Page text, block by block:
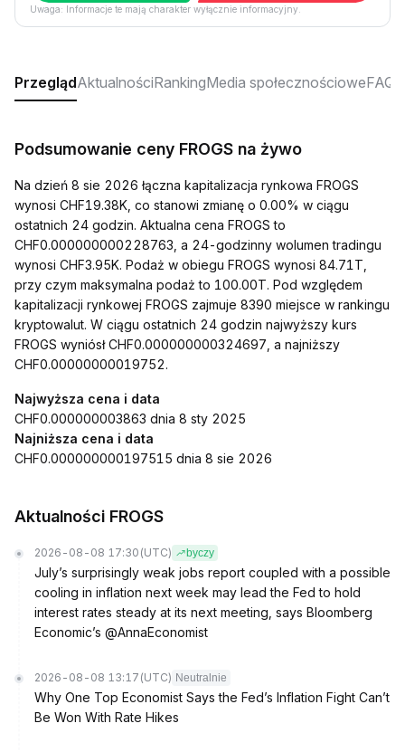
Uwaga: Informacje te mają charakter wyłącznie informacyjny.
PrzeglądAktualnościRankingMedia społecznościoweFAQ
Podsumowanie ceny FROGS na żywo
Na dzień 8 sie 2026 łączna kapitalizacja rynkowa FROGS
wynosi CHF19.38K, co stanowi zmianę o 0.00% w ciągu
ostatnich 24 godzin. Aktualna cena FROGS to
CHF0.000000000228763, a 24-godzinny wolumen tradingu
wynosi CHF3.95K. Podaż w obiegu FROGS wynosi 84.71T,
przy czym maksymalna podaż to 100.00T. Pod względem
kapitalizacji rynkowej FROGS zajmuje 8390 miejsce w rankingu
kryptowalut. W ciągu ostatnich 24 godzin najwyższy kurs
FROGS wyniósł CHF0.000000000324697, a najniższy
CHF0.00000000019752.
Najwyższa cena i data
CHF0.000000003863 dnia 8 sty 2025
Najniższa cena i data
CHF0.000000000197515 dnia 8 sie 2026
Aktualności FROGS
2026-08-08 17:30 (UTC) byczy
July’s surprisingly weak jobs report coupled with a possible
cooling in inflation next week may lead the Fed to hold
interest rates steady at its next meeting, says Bloomberg
Economic’s @AnnaEconomist
2026-08-08 13:17 (UTC) Neutralnie
Why One Top Economist Says the Fed’s Inflation Fight Can’t
Be Won With Rate Hikes